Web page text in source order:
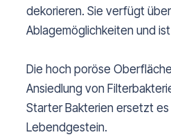
dekorieren. Sie verfügt
Ablagemöglichkeiten und
Die hoch poröse
Ansiedlung von
Starter Bakterien ersetzt es
Lebendgestein.